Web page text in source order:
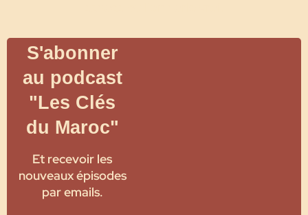
S'abonner
au podcast
"Les Clés
du Maroc"
Et recevoir les
nouveaux épisodes
par emails.